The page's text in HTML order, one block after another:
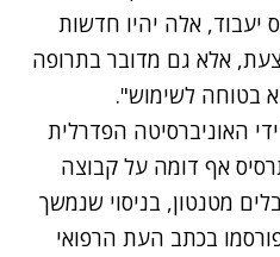
יעבוד, אלה יהיו חדשות
אלא גם מדובר בתרופה
בטוחה לשימוש".
ב-2017 על ידי האוניברסיטה הפדרלית
אף דומה על קבוצה
שסובלים מטנטון, בניסוי שנמשך
בכתב העת הרפואי